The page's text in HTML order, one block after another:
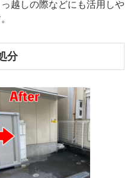
越しの際などにも活用しや
分